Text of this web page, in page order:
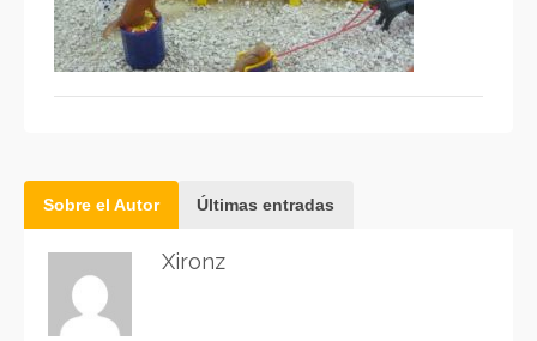
Sobre el Autor Últimas entradas
Xironz